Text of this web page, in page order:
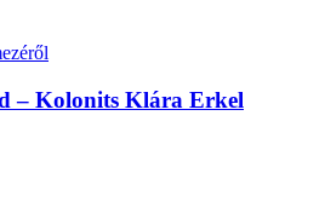
– Kolonits Klára Erkel